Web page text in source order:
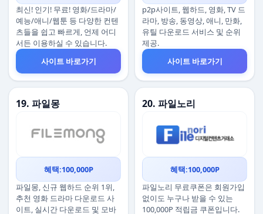
최신! 인기! 무료! 영화/드라마/
예능/애니/웹툰 등 다양한 컨텐
츠들을 쉽고 빠르게, 언제 어디
서든 이용하실 수 있습니다.
사이트 바로가기
p2p사이트, 웹하드, 영화, TV 드
라마, 방송, 동영상, 애니, 만화,
유틸 다운로드 서비스 및 순위
제공.
사이트 바로가기
19. 파일몽
혜택:100,000P
파일몽, 신규 웹하드 순위 1위,
추천 영화 드라마 다운로드 사
이트, 실시간 다운로드 및 모바
20. 파일노리
혜택:100,000P
파일노리 무료쿠폰은 회원가입
없이도 누구나 받을 수 있는
100,000P 적립금 쿠폰입니다.